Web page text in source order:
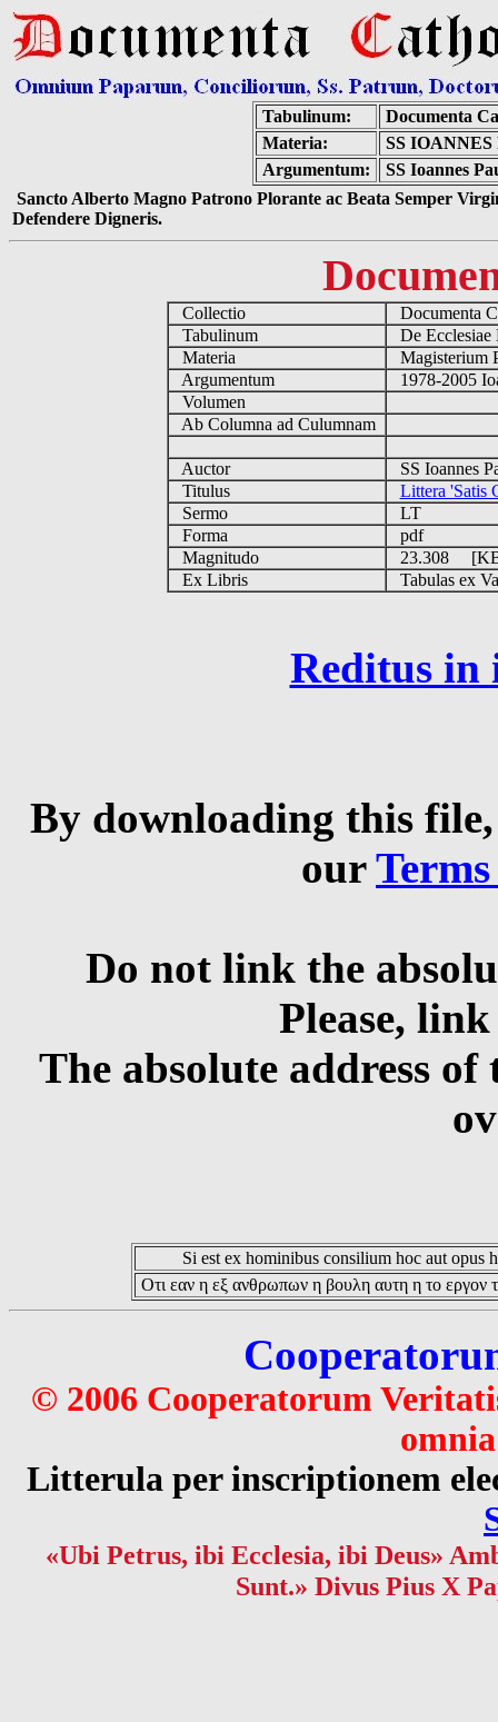
Tabulinum:
Documenta
Materia:
SS
Argumentum:
SS Ioannes
Sancto Alberto Magno Patrono Plorante ac Beata Semper
Defendere Digneris.
Collectio
Documenta
Tabulinum
De
Materia
Magisterium
Argumentum
1978-2005
Volumen
Ab Columna ad Culumnam
Auctor
SS Ioannes
Titulus
Littera 'Satis
Sermo
LT
Forma
pdf
Magnitudo
23.308
Ex Libris
Tabulas ex
Reditus in
By downloading this
our
Do not link the
Please,
The absolute address
Si est ex hominibus consilium hoc aut opus
Οτι εαν η εξ ανθρωπων η βουλη αυτη η το εργον
© 2006 Cooperatorum
Litterula per inscriptionem
«Ubi Petrus, ibi Ecclesia, ibi Deus»
Sunt.» Divus Pius X